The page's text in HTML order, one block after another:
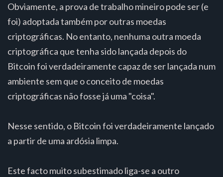
Obviamente, a prova de trabalho mineiro pode ser (e
foi) adoptada também por outras moedas
criptográficas. No entanto, nenhuma outra moeda
criptográfica que tenha sido lançada depois do
Bitcoin foi verdadeiramente capaz de ser lançada num
ambiente sem que o conceito de moedas
criptográficas não fosse já uma "coisa".
Nesse sentido, o Bitcoin foi verdadeiramente lançado
a partir de uma ardósia limpa.
Este facto muito subestimado liga-se a outro